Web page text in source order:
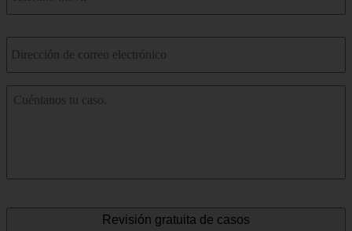
Correo
electrónico
*
Cuéntenos
sobre